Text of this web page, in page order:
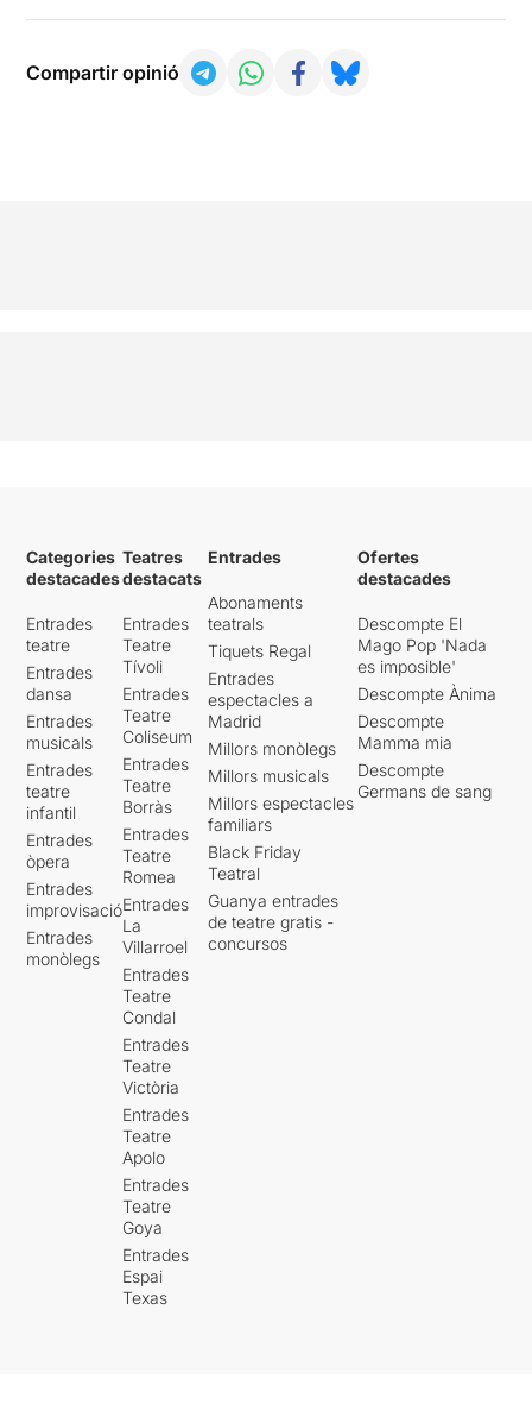
Compartir opinió
Categories
destacades
Entrades
teatre
Entrades
dansa
Entrades
musicals
Entrades
teatre
infantil
Entrades
òpera
Entrades
improvisació
Entrades
monòlegs
Teatres
destacats
Entrades
Teatre
Tívoli
Entrades
Teatre
Coliseum
Entrades
Teatre
Borràs
Entrades
Teatre
Romea
Entrades
La
Villarroel
Entrades
Teatre
Condal
Entrades
Teatre
Victòria
Entrades
Teatre
Apolo
Entrades
Teatre
Goya
Entrades
Espai
Texas
Entrades
Abonaments
teatrals
Tiquets Regal
Entrades
espectacles a
Madrid
Millors monòlegs
Millors musicals
Millors espectacles
familiars
Black Friday
Teatral
Guanya entrades
de teatre gratis -
concursos
Ofertes
destacades
Descompte El
Mago Pop 'Nada
es imposible'
Descompte Ànima
Descompte
Mamma mia
Descompte
Germans de sang